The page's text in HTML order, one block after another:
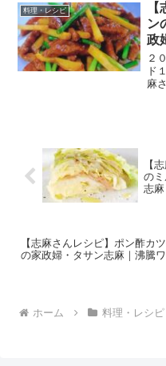
愛
る
料理・レシピ
ン
政
０
２
ド
麻
【
の
志
【志麻さんレシピ】ポン酢カ
の家政婦・タサン志麻｜沸騰
ホーム 料理・レシピ